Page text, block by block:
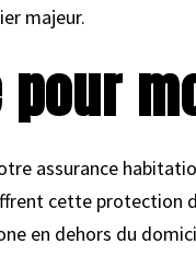
majeur.
assurance
cette protection
en dehors du